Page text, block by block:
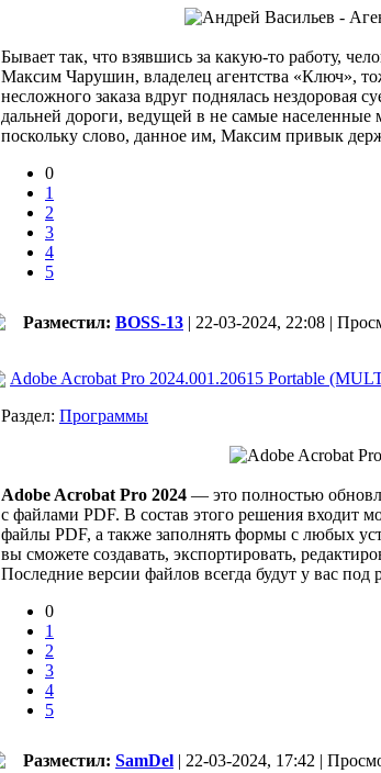
Бывает так, что взявшись за какую-то работу,
Максим Чарушин, владелец агентства «Ключ»,
несложного заказа вдруг поднялась нездоровая
дальней дороги, ведущей в не самые
поскольку слово, данное им, Максим привык
0
1
2
3
4
5
Разместил: BOSS-13 | 22-03-2024, 22:08 |
Adobe Acrobat Pro 2024.001.20615 Portable
Раздел: Программы
Adobe Acrobat Pro 2024 — это полностью
с файлами PDF. В состав этого решения входит
файлы PDF, а также заполнять формы с любых
вы сможете создавать, экспортировать,
Последние версии файлов всегда будут у вас под
0
1
2
3
4
5
Разместил: SamDel | 22-03-2024, 17:42 |